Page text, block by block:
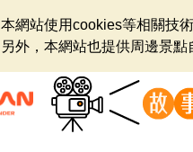
本網站使用cookies等相關技
另外，本網站也提供周邊景